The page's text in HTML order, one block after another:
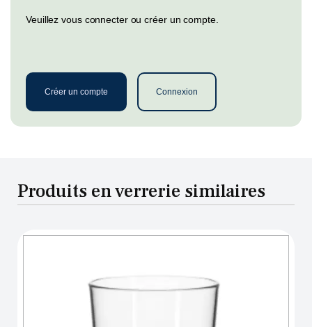
Veuillez vous connecter ou créer un compte.
Créer un compte Connexion
Produits en verrerie similaires